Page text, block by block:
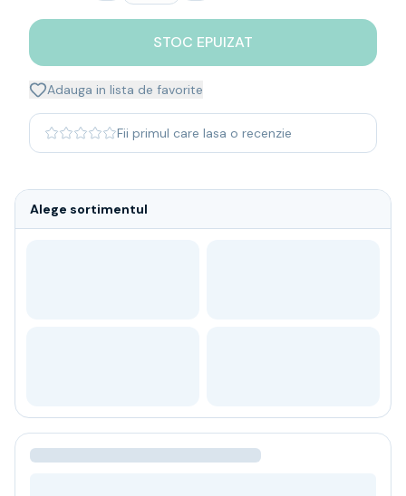
Single malt
Japanese
Bourbon
Blanded Japanese
Canadian
Rom
Vodka
Ceai
Bacanie
BLACK FRIDAY
STOC EPUIZAT
Adauga in lista de favorite
Fii primul care lasa o recenzie
Alege sortimentul